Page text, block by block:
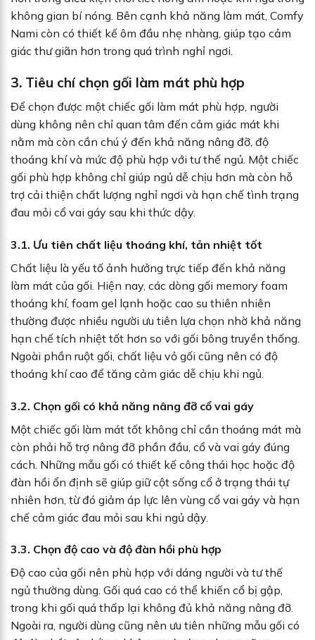
không gian bí nóng. Bên cạnh khả năng làm mát, Comfy
Nami còn có thiết kế ôm đầu nhẹ nhàng, giúp tạo cảm
giác thư giãn hơn trong quá trình nghỉ ngơi.
3. Tiêu chí chọn gối làm mát phù hợp
Để chọn được một chiếc gối làm mát phù hợp, người
dùng không nên chỉ quan tâm đến cảm giác mát khi
nằm mà còn cần chú ý đến khả năng nâng đỡ, độ
thoáng khí và mức độ phù hợp với tư thế ngủ. Một chiếc
gối phù hợp không chỉ giúp ngủ dễ chịu hơn mà còn hỗ
trợ cải thiện chất lượng nghỉ ngơi và hạn chế tình trạng
đau mỏi cổ vai gáy sau khi thức dậy.
3.1. Ưu tiên chất liệu thoáng khí, tản nhiệt tốt
Chất liệu là yếu tố ảnh hưởng trực tiếp đến khả năng
làm mát của gối. Hiện nay, các dòng gối memory foam
thoáng khí, foam gel lạnh hoặc cao su thiên nhiên
thường được nhiều người ưu tiên lựa chọn nhờ khả năng
hạn chế tích nhiệt tốt hơn so với gối bông truyền thống.
Ngoài phần ruột gối, chất liệu vỏ gối cũng nên có độ
thoáng khí cao để tăng cảm giác dễ chịu khi ngủ.
3.2. Chọn gối có khả năng nâng đỡ cổ vai gáy
Một chiếc gối làm mát tốt không chỉ cần thoáng mát mà
còn phải hỗ trợ nâng đỡ phần đầu, cổ và vai gáy đúng
cách. Những mẫu gối có thiết kế công thái học hoặc độ
đàn hồi ổn định sẽ giúp giữ cột sống cổ ở trạng thái tự
nhiên hơn, từ đó giảm áp lực lên vùng cổ vai gáy và hạn
chế cảm giác đau mỏi sau khi ngủ dậy.
3.3. Chọn độ cao và độ đàn hồi phù hợp
Độ cao của gối nên phù hợp với dáng người và tư thế
ngủ thường dùng. Gối quá cao có thể khiến cổ bị gập,
trong khi gối quá thấp lại không đủ khả năng nâng đỡ.
Ngoài ra, người dùng cũng nên ưu tiên những mẫu gối có